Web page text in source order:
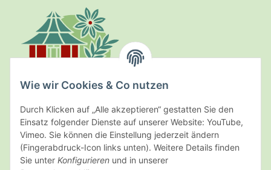
Wie wir Cookies & Co nutzen
Durch Klicken auf „Alle akzeptieren“ gestatten Sie den
Einsatz folgender Dienste auf unserer Website: YouTube,
Vimeo. Sie können die Einstellung jederzeit ändern
(Fingerabdruck-Icon links unten). Weitere Details finden
Sie unter Konfigurieren und in unserer
Kräuterpark Altenau
Schultal 11 · D-38707 Altenau